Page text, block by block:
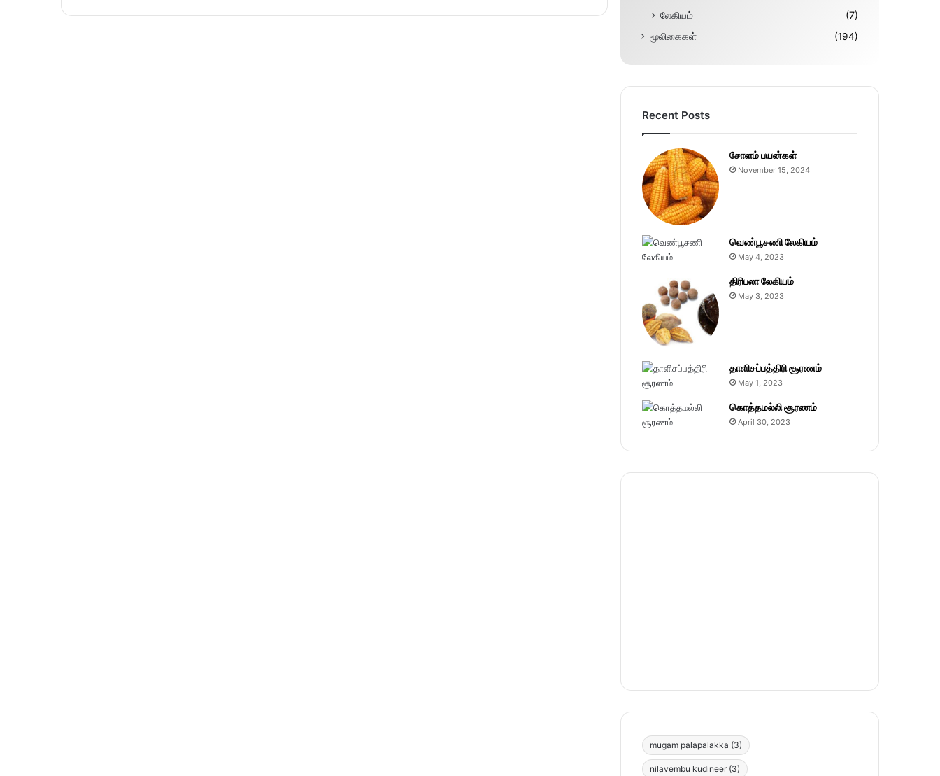
லேகியம்
(7)
மூலிகைகள் (194)
Recent Posts
சோளம் பயன்கள்
November 15, 2024
வெண்பூசணி லேகியம்
May 4, 2023
திரிபலா லேகியம்
May 3, 2023
தாளிசப்பத்திரி சூரணம்
May 1, 2023
கொத்தமல்லி சூரணம்
April 30, 2023
mugam palapalakka (3)
nilavembu kudineer (3)